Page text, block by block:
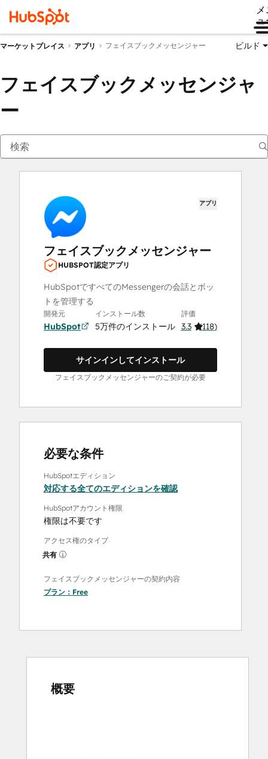
ュ
マーケットプレイス アプリ フェイスブックメッセンジャー ビルド
フェイスブックメッセンジャ
ー
アプリ
フェイスブックメッセンジャー
HUBSPOT認定アプリ
HubSpotですべてのMessengerの会話とボッ
トを管理する
開発元
HubSpot
インストール数
5万件のインストール
評価
3.3 (118)
サインインしてインストール
フェイスブックメッセンジャーのご契約が必要
必要な条件
HubSpotエディション
対応する全てのエディションを確認
HubSpotアカウント権限
権限は不要です
アクセス権のタイプ
共有
フェイスブックメッセンジャーの契約内容
プラン： Free
概要